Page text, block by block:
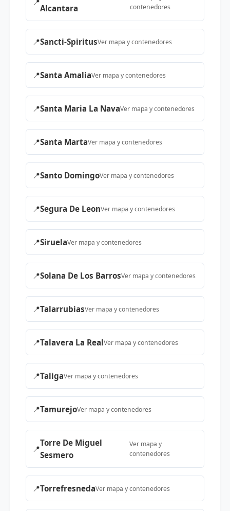
📍
Alcantara
contenedores
📍Sancti-SpiritusVer mapa y contenedores
📍Santa AmaliaVer mapa y contenedores
📍Santa Maria La NavaVer mapa y contenedores
📍Santa MartaVer mapa y contenedores
📍Santo DomingoVer mapa y contenedores
📍Segura De LeonVer mapa y contenedores
📍SiruelaVer mapa y contenedores
📍Solana De Los BarrosVer mapa y contenedores
📍TalarrubiasVer mapa y contenedores
📍Talavera La RealVer mapa y contenedores
📍TaligaVer mapa y contenedores
📍TamurejoVer mapa y contenedores
📍
Torre De Miguel
Sesmero
Ver mapa y
contenedores
📍TorrefresnedaVer mapa y contenedores